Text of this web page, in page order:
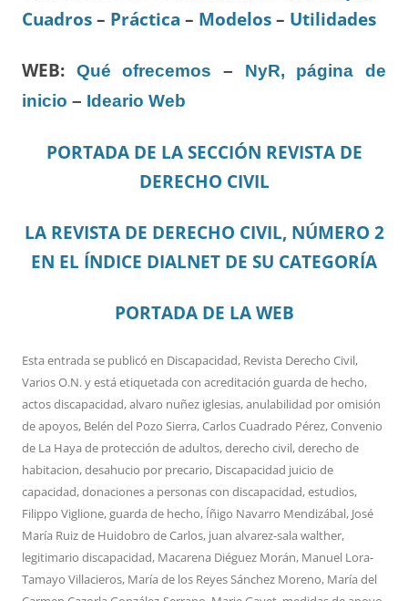
Cuadros – Práctica – Modelos – Utilidades
WEB: Qué ofrecemos – NyR, página de
inicio – Ideario Web
PORTADA DE LA SECCIÓN REVISTA DE
DERECHO CIVIL
LA REVISTA DE DERECHO CIVIL, NÚMERO 2
EN EL ÍNDICE DIALNET DE SU CATEGORÍA
PORTADA DE LA WEB
Esta entrada se publicó en Discapacidad, Revista Derecho Civil,
Varios O.N.y está etiquetada con acreditación guarda de hecho,
actos discapacidad,alvaro nuñez iglesias,anulabilidad por omisión
de apoyos, Belén del Pozo Sierra,Carlos Cuadrado Pérez,Convenio
de La Haya de protección de adultos,derecho civil,derecho de
habitacion,desahucio por precario, Discapacidad juicio de
capacidad,donaciones a personas con discapacidad,estudios,
Filippo Viglione,guarda de hecho, Íñigo Navarro Mendizábal, José
María Ruiz de Huidobro de Carlos, juan alvarez-sala walther,
legitimario discapacidad, Macarena Diéguez Morán, Manuel Lora-
Tamayo Villacieros, María de los Reyes Sánchez Moreno, María del